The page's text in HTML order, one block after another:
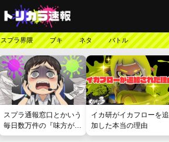
スプラ界隈 ブキ ネタ バトル
スプラ通報窓口とかいう
毎日数万件の『味方が弱
い』愚痴を読まされる苦
イカ研がイカフローを追
加した本当の理由